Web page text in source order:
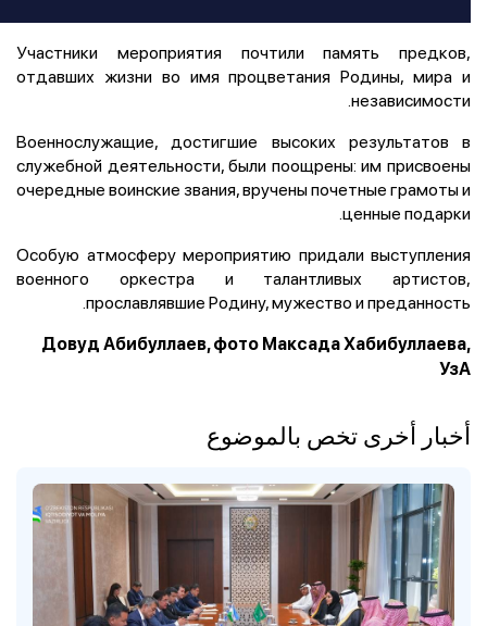
Участники мероприятия почтили память предков,
отдавших жизни во имя процветания Родины, мира и
независимости.
Военнослужащие, достигшие высоких результатов в
служебной деятельности, были поощрены: им присвоены
очередные воинские звания, вручены почетные грамоты и
ценные подарки.
Особую атмосферу мероприятию придали выступления
военного оркестра и талантливых артистов,
прославлявшие Родину, мужество и преданность.
Довуд Абибуллаев, фото Максада Хабибуллаева,
УзА
أخبار أخرى تخص بالموضوع